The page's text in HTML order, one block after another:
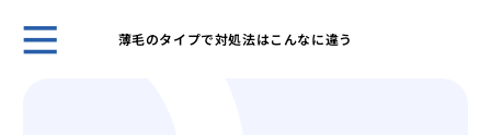
薄毛のタイプで対処法はこんなに違う